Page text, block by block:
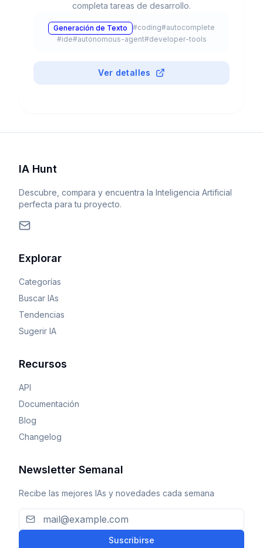
completa tareas de desarrollo.
Generación de Texto #coding#autocomplete
#ide#autonomous-agent#developer-tools
Ver detalles
IA Hunt
Descubre, compara y encuentra la Inteligencia Artificial
perfecta para tu proyecto.
Explorar
Categorías
Buscar IAs
Tendencias
Sugerir IA
Recursos
API
Documentación
Blog
Changelog
Newsletter Semanal
Recibe las mejores IAs y novedades cada semana
Suscribirse